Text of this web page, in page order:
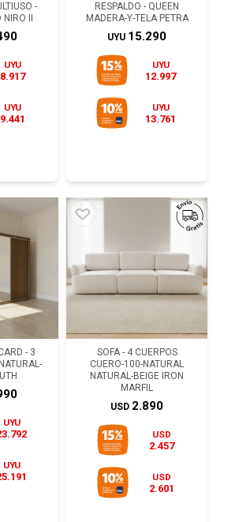
-
II
UYU
8.917
UYU
9.441
RESPALDO - QUEEN
MADERA-Y-TELA PETRA
UYU 15.290
UYU
12.997
UYU
13.761
- 3
UYU
UYU
SOFA - 4 CUERPOS
CUERO-100-NATURAL
NATURAL-BEIGE IRON
MARFIL
USD 2.890
USD
2.457
USD
2.601